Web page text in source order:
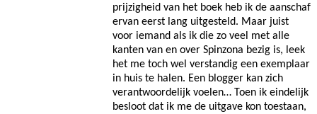
prijzigheid van het boek heb ik de aanschaf
ervan eerst lang uitgesteld. Maar juist
voor iemand als ik die zo veel met alle
kanten van en over Spinzona bezig is, leek
het me toch wel verstandig een exemplaar
in huis te halen. Een blogger kan zich
verantwoordelijk voelen… Toen ik eindelijk
besloot dat ik me de uitgave kon toestaan,